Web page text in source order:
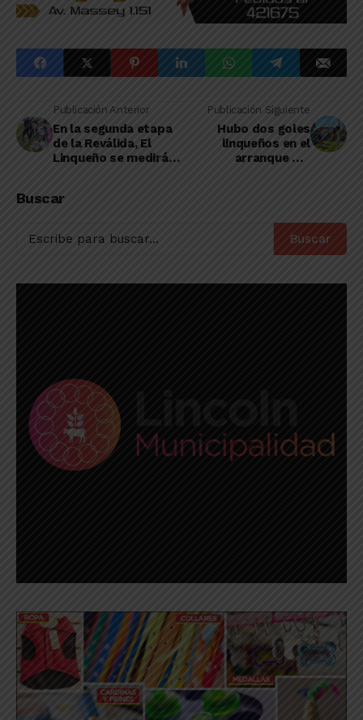
Publicación Anterior
En la segunda etapa
de la Reválida, El
Linqueño se medirá
Publicación Siguiente
Hubo dos goles
linqueños en el
arranque del
Buscar
Buscar